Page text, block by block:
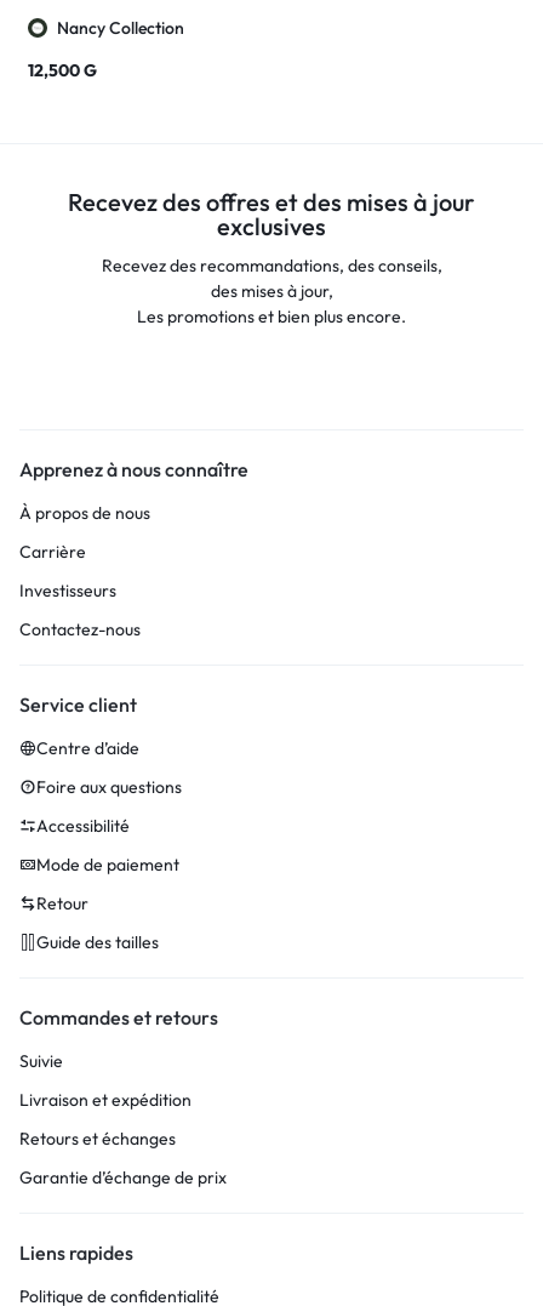
Nancy Collection
12,500G
Recevez des offres et des mises à jour
exclusives
Recevez des recommandations, des conseils,
des mises à jour,
Les promotions et bien plus encore.
Apprenez à nous connaître
À propos de nous
Carrière
Investisseurs
Contactez-nous
Service client
Centre d’aide
Foire aux questions
Accessibilité
Mode de paiement
Retour
Guide des tailles
Commandes et retours
Suivie
Livraison et expédition
Retours et échanges
Garantie d’échange de prix
Liens rapides
Politique de confidentialité